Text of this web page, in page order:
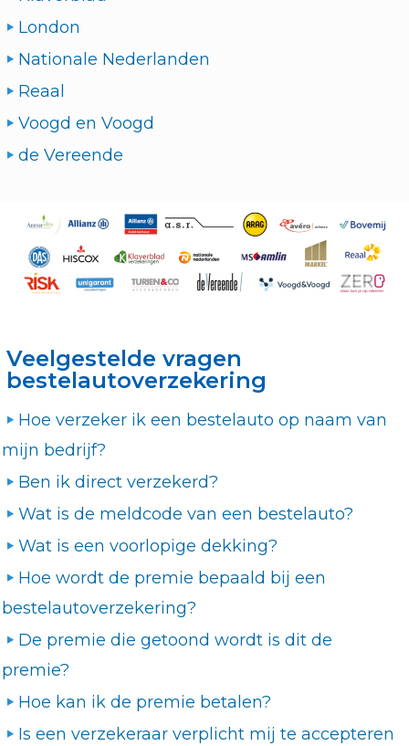
London
Nationale Nederlanden
Reaal
Voogd en Voogd
de Vereende
Veelgestelde vragen
bestelautoverzekering
Hoe verzeker ik een bestelauto op naam van
mijn bedrijf?
Ben ik direct verzekerd?
Wat is de meldcode van een bestelauto?
Wat is een voorlopige dekking?
Hoe wordt de premie bepaald bij een
bestelautoverzekering?
De premie die getoond wordt is dit de
premie?
Hoe kan ik de premie betalen?
Is een verzekeraar verplicht mij te accepteren